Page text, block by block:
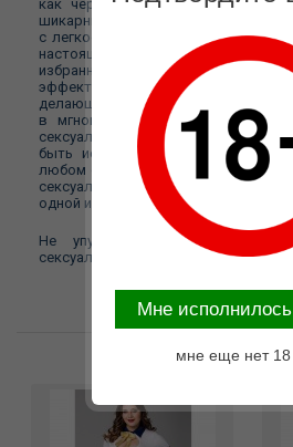
как черное кружевное платье с
шикарным вырезом декольте и с
с легкостью сведет с ума любого
настоящим фанатом красоты и
избранницы. В комплект входит
эффектно подчеркивающие все
делающее акцент на бюсте с
в мгновение ока превратит
сексуальности и богиню
быть использован как вместе,
любом случае, девушка в нем
сексуально и соблазнительно, а
одной из самых жарких и бессонных.
Не упустите свой шанс
сексуальности и женского
Возможные
Mне
мне еще нет 18